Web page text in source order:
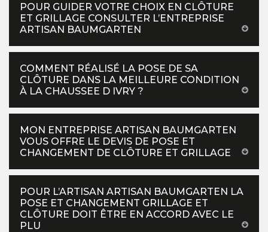
POUR GUIDER VOTRE CHOIX EN CLÔTURE
ET GRILLAGE CONSULTER L’ENTREPRISE
ARTISAN BAUMGARTEN
COMMENT RÉALISÉ LA POSE DE SA
CLÔTURE DANS LA MEILLEURE CONDITION
À LA CHAUSSEE D IVRY ?
MON ENTREPRISE ARTISAN BAUMGARTEN
VOUS OFFRE LE DEVIS DE POSE ET
CHANGEMENT DE CLÔTURE ET GRILLAGE
POUR L’ARTISAN ARTISAN BAUMGARTEN LA
POSE ET CHANGEMENT GRILLAGE ET
CLÔTURE DOIT ÊTRE EN ACCORD AVEC LE
PLU